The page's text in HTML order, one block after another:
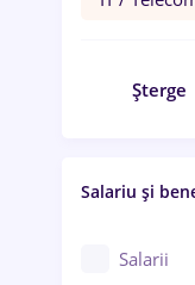
Șterge
Salariu și
Salarii